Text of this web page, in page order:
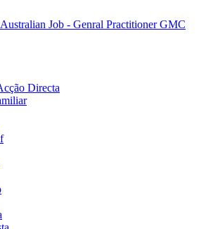
Job - Genral Practitioner GMC
Directa